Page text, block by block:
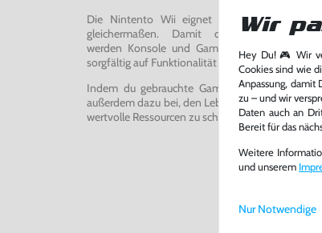
Die Nintento Wii eignet sich perfekt für
gleichermaßen. Damit du ein
werden Konsole und Game in unserer
sorgfältig auf Funktionalität getestet, gereinigt
Indem du gebrauchte Games und Konsolen
außerdem dazu bei, den Lebenszyklus von
wertvolle Ressourcen zu schonen und Abfall zu
Wir
Hey Du! 🎮 Wir
Cookies sind wie
Anpassung, damit
zu – und wir
Daten auch an
Bereit für das
Weitere
und unserem
Nur Notwendige